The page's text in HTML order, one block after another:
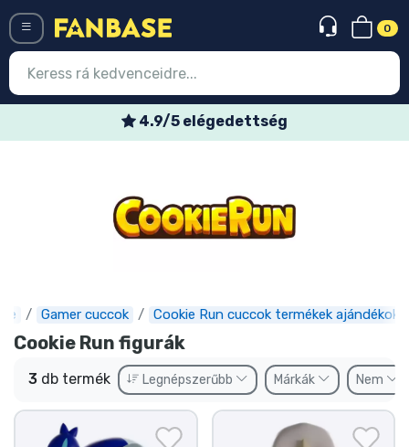
0
4.9/5 elégedettség
Gamer cuccok Cookie Run cuccok termékek ajándékok
Cookie Run figurák
3 db termék Legnépszerűbb Márkák Nem
Legújabb cuccok
Előrendelhető cuccok
Outlet cuccok
Ajándékkártya